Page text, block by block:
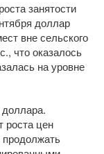
занятости
доллар
вне сельского
что оказалось
на уровне
роста цен